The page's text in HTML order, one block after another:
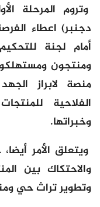
دجنبر) اعطاء
ومنتجون
منصة لابراز
الفلاحية
وخبراتها.
ويتعلق الأمر
والاحتكاك بين
وتطوير تراث حي